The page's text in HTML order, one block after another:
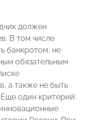
должен
В том числе
банкротом, не
обязательным
а также не быть
один критерий: